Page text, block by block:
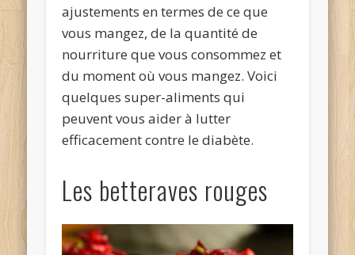
ajustements en termes de ce que
vous mangez, de la quantité de
nourriture que vous consommez et
du moment où vous mangez. Voici
quelques super-aliments qui
peuvent vous aider à lutter
efficacement contre le diabète.
Les betteraves rouges